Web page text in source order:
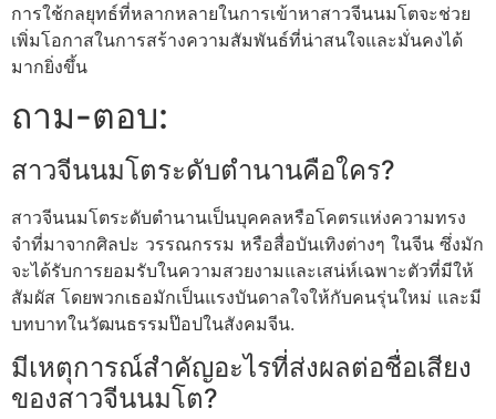
การใช้กลยุทธ์ที่หลากหลายในการเข้าหาสาวจีนนมโตจะช่วย
เพิ่มโอกาสในการสร้างความสัมพันธ์ที่น่าสนใจและมั่นคงได้
มากยิ่งขึ้น
ถาม-ตอบ:
สาวจีนนมโตระดับตำนานคือใคร?
สาวจีนนมโตระดับตำนานเป็นบุคคลหรือโคตรแห่งความทรง
จำที่มาจากศิลปะ วรรณกรรม หรือสื่อบันเทิงต่างๆ ในจีน ซึ่งมัก
จะได้รับการยอมรับในความสวยงามและเสน่ห์เฉพาะตัวที่มีให้
สัมผัส โดยพวกเธอมักเป็นแรงบันดาลใจให้กับคนรุ่นใหม่ และมี
บทบาทในวัฒนธรรมป๊อปในสังคมจีน.
มีเหตุการณ์สำคัญอะไรที่ส่งผลต่อชื่อเสียง
ของสาวจีนนมโต?